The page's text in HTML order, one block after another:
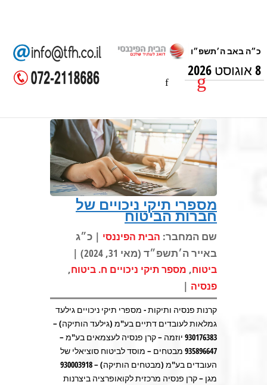
8 אוגוסט 2026
מספרי תיקי ניכויים של
חברות הביטוח
שם המחבר: הבית הפיננסי | כ״ג
באייר ה׳תשפ״ד (מאי 31, 2024) |
ביטוח, מספר תיקי ניכויים ח. ביטוח,
פנסיה |
קרנות פנסיה ותיקות - מספרי תיקי ניכויים גילעד
גמלאות לעובדים דתיים בע"מ (גילעד הותיקה) –
930176383 יוזמה – קרן פנסיה לעצמאים בע"מ –
935896647 מבטחים – מוסד לביטוח סוציאלי של
העובדים בע"מ (מבטחים הותיקה) – 930003918
מגן – קרן פנסיה מרכזית לקואופרציה ביצרנות